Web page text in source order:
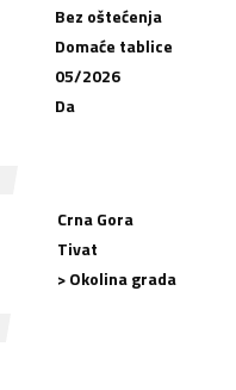
Bez oštećenja
Domaće tablice
05/2026
Da
Crna Gora
Tivat
> Okolina grada